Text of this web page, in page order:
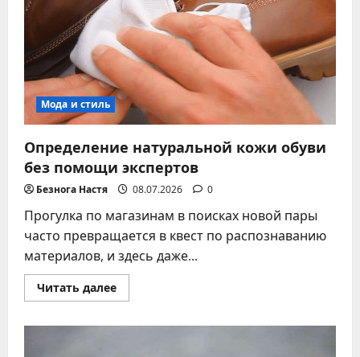
Мода и стиль
Определение натуральной кожи обуви
без помощи экспертов
Безнога Настя 08.07.2026 0
Прогулка по магазинам в поисках новой пары
часто превращается в квест по распознаванию
материалов, и здесь даже...
Читать далееПрочитать
больше